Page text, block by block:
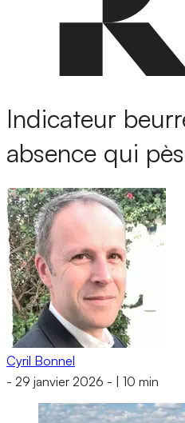
Indicateur
absence qui
Cyril Bonnel
- 29 janvier 2026 - 10 min